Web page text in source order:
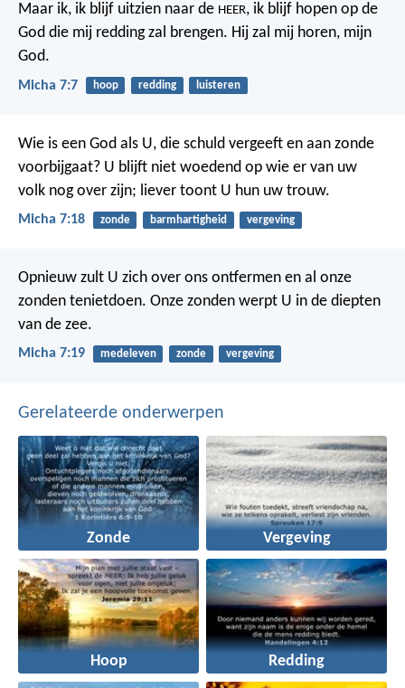
Maar ik, ik blijf uitzien naar de HEER, ik blijf hopen op de
God die mij redding zal brengen. Hij zal mij horen, mijn
God.
Micha 7:7 hoop redding luisteren
Wie is een God als U, die schuld vergeeft en aan zonde
voorbijgaat? U blijft niet woedend op wie er van uw
volk nog over zijn; liever toont U hun uw trouw.
Micha 7:18 zonde barmhartigheid vergeving
Opnieuw zult U zich over ons ontfermen en al onze
zonden tenietdoen. Onze zonden werpt U in de diepten
van de zee.
Micha 7:19 medeleven zonde vergeving
Gerelateerde onderwerpen
Zonde Vergeving
Hoop Redding